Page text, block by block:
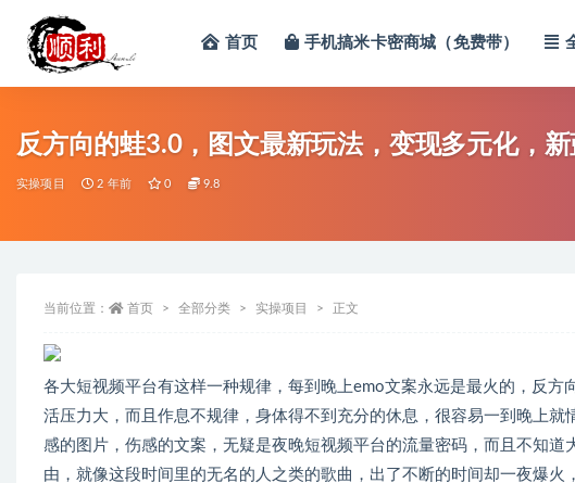
首页 手机搞米卡密商城（免费带）
反方向的蛙3.0，图文最新玩法，变现多元化，
实操项目 2 年前 0 9.8
当前位置： 首页 全部分类 实操项目 正文
各大短视频平台有这样一种规律，每到晚上emo文案永远是最火的，反
活压力大，而且作息不规律，身体得不到充分的休息，很容易一到晚上
感的图片，伤感的文案，无疑是夜晚短视频平台的流量密码，而且不知
由，就像这段时间里的无名的人之类的歌曲，出了不断的时间却一夜爆